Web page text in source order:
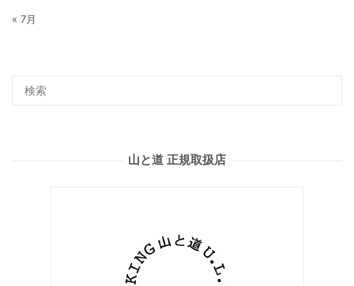
« 7月
山と道 正規取扱店